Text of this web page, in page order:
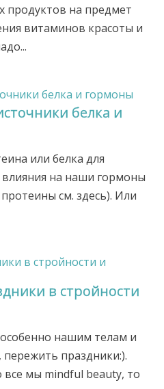
продуктов на предмет
витаминов красоты и
белка и
или белка для
влияния на наши гормоны
см. здесь). Или
в стройности
нашим телам и
праздники:).
мы mindful beauty, то